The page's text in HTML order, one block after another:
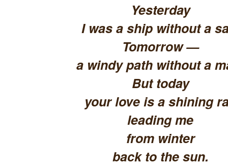
Yesterday
I was a ship without a
Tomorrow —
a windy path without a
But today
your love is a shining
leading me
from winter
back to the sun.